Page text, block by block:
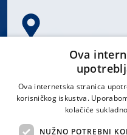
Spinčićeva 1, 21000 Split
Ova
Ova internetska stranica
korisničkog iskustva.
kolačiće
NUŽNO POTREBNI